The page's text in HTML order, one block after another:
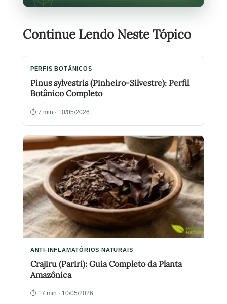
Continue Lendo Neste Tópico
PERFIS BOTÂNICOS
Pinus sylvestris (Pinheiro-Silvestre): Perfil
Botânico Completo
⏱ 7 min · 10/05/2026
ANTI-INFLAMATÓRIOS NATURAIS
Crajiru (Pariri): Guia Completo da Planta
Amazônica
⏱ 17 min · 10/05/2026